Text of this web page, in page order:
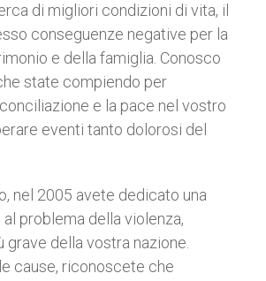
di migliori condizioni di vita, il
conseguenze negative per la
e della famiglia. Conosco
state compiendo per
e la pace nel vostro
eventi tanto dolorosi del
nel 2005 avete dedicato una
problema della violenza,
della vostra nazione.
cause, riconoscete che